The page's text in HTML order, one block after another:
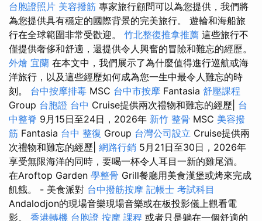
台胞證照片 美容撥筋 專家旅行顧問可以為您提供，我們將
為您提供具有穩定的國際背景的完美旅行。 遊輪和海船旅
行在全球範圍非常受歡迎。 竹北整復推拿推薦 這些旅行不
僅提供奢侈和舒適，還提供令人興奮的冒險和難忘的經歷。
外燴 宜蘭 在本文中，我們展示了為什麼值得進行巡航或海
洋旅行，以及這些經歷如何成為您一生中最令人難忘的時
刻。 台中按摩排毒 MSC 台中市按摩 Fantasia 舒壓課程
Group 台胞證 台中 Cruise提供兩次禮物和難忘的經歷| 台
中整脊 9月15日至24日，2026年 新竹 整骨 MSC 美容撥
筋 Fantasia 台中 整復 Group 台灣公司設立 Cruise提供兩
次禮物和難忘的經歷| 網路行銷 5月21日至30日，2026年
享受無限海洋的同時，要喝一杯令人耳目一新的雞尾酒。
在Aroftop Garden 學整骨 Grill餐廳用美食漢堡或烤來完成
飢餓。 - 美食派對 台中撥筋按摩 記帳士 考試科目
Andalodjon的現場音樂現場音樂或在板投影儀上觀看電
影。 香港轉機 台胞證 按摩 課程 或者只是躺在一個舒適的